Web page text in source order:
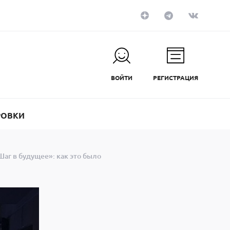
ВОЙТИ РЕГИСТРАЦИЯ
в будущее»: как это было